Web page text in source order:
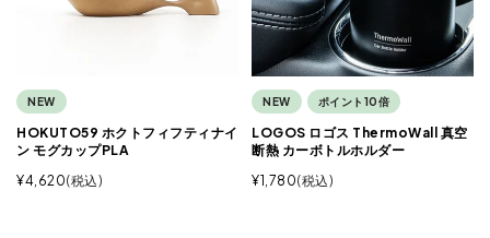
NEW
HOKUTO59 ホクトフィフティナイ
ン モグカップPLA
¥4,620 税込
NEW ポイント10倍
LOGOS ロゴス ThermoWall 真空
断熱 カーボトルホルダー
¥1,780 税込